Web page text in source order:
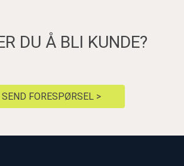
DU Å BLI KUNDE?
SEND FORESPØRSEL >